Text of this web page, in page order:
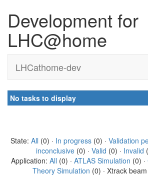
Development for
LHC@home
LHCathome-dev
No tasks to display
State: All (0) · In progress(0) · Validation
inconclusive (0) · Valid (0) · Invalid
Application: All (0) · ATLAS Simulation (0) ·
Theory Simulation (0) · Xtrack